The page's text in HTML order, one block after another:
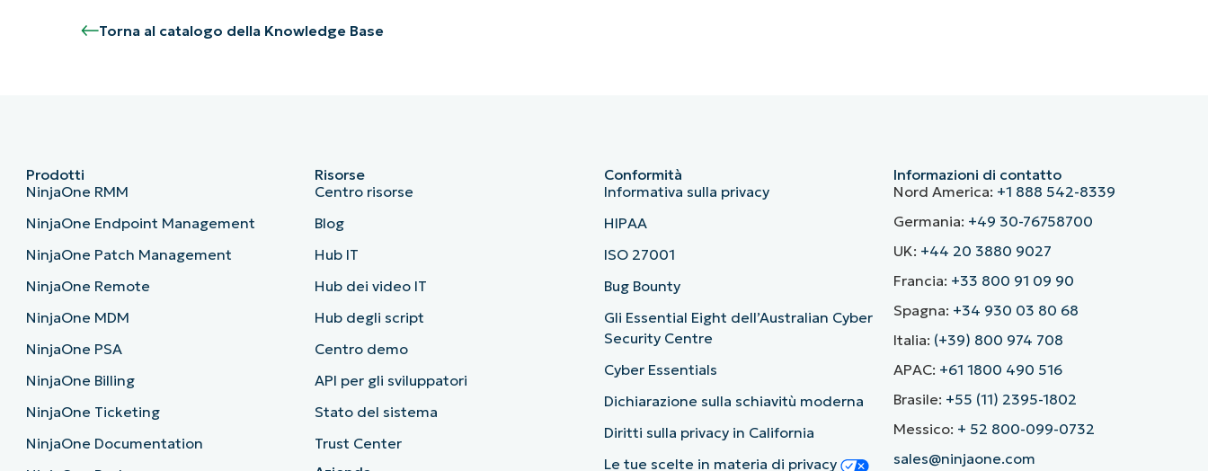
Torna al catalogo della Knowledge Base
Prodotti
NinjaOne RMM
NinjaOne Endpoint Management
NinjaOne Patch Management
NinjaOne Remote
NinjaOne MDM
NinjaOne PSA
NinjaOne Billing
NinjaOne Ticketing
NinjaOne Documentation
Risorse
Centro risorse
Blog
Hub IT
Hub dei video IT
Hub degli script
Centro demo
API per gli sviluppatori
Stato del sistema
Trust Center
Conformità
Informativa sulla privacy
HIPAA
ISO 27001
Bug Bounty
Gli Essential Eight dell’Australian Cyber
Security Centre
Cyber Essentials
Dichiarazione sulla schiavitù moderna
Diritti sulla privacy in California
Le tue scelte in materia di privacy
Informazioni di contatto
Nord America: +1 888 542-8339
Germania: +49 30-76758700
UK: +44 20 3880 9027
Francia: +33 800 91 09 90
Spagna: +34 930 03 80 68
Italia: (+39) 800 974 708
APAC: +61 1800 490 516
Brasile: +55 (11) 2395-1802
Messico: + 52 800-099-0732
sales@ninjaone.com